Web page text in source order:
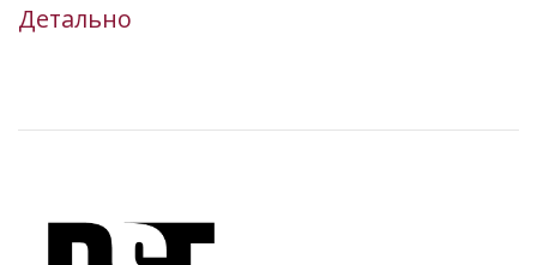
Детально